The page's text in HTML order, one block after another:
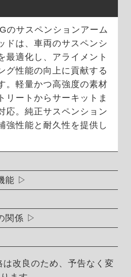
のサスペンションアーム
ドは、車両のサスペンシ
最適化し、アライメント
グ性能の向上に貢献する
。軽量かつ高強度の素材
リートからサーキットま
応。純正サスペンション
強性能と耐久性を提供し
能
関係
改良のため、予告なく変